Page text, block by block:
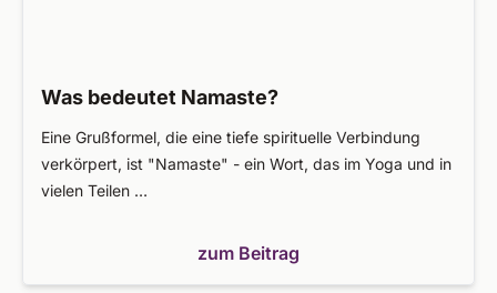
Was bedeutet Namaste?
Eine Grußformel, die eine tiefe spirituelle Verbindung
verkörpert, ist "Namaste" - ein Wort, das im Yoga und in
vielen Teilen …
zum Beitrag